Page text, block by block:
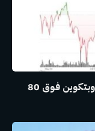
كوين بيز تتعافى مع ارتفاع العملات البديلة وبتكوين فوق 80